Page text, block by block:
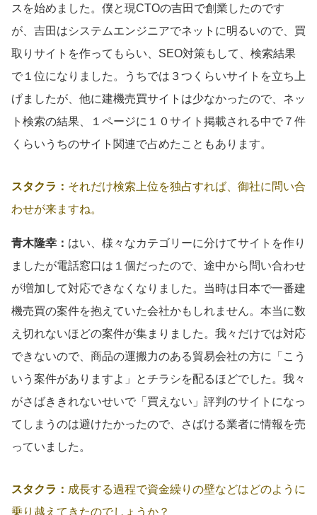
スを始めました。僕と現CTOの吉田で創業したのです
が、吉田はシステムエンジニアでネットに明るいので、買
取りサイトを作ってもらい、SEO対策もして、検索結果
で１位になりました。うちでは３つくらいサイトを立ち上
げましたが、他に建機売買サイトは少なかったので、ネッ
ト検索の結果、１ページに１０サイト掲載される中で７件
くらいうちのサイト関連で占めたこともあります。
スタクラ： それだけ検索上位を独占すれば、御社に問い合
わせが来ますね。
青木隆幸： はい、様々なカテゴリーに分けてサイトを作り
ましたが電話窓口は１個だったので、途中から問い合わせ
が増加して対応できなくなりました。当時は日本で一番建
機売買の案件を抱えていた会社かもしれません。本当に数
え切れないほどの案件が集まりました。我々だけでは対応
できないので、商品の運搬力のある貿易会社の方に「こう
いう案件がありますよ」とチラシを配るほどでした。我々
がさばききれないせいで「買えない」評判のサイトになっ
てしまうのは避けたかったので、さばける業者に情報を売
っていました。
スタクラ： 成長する過程で資金繰りの壁などはどのように
乗り越えてきたのでしょうか？